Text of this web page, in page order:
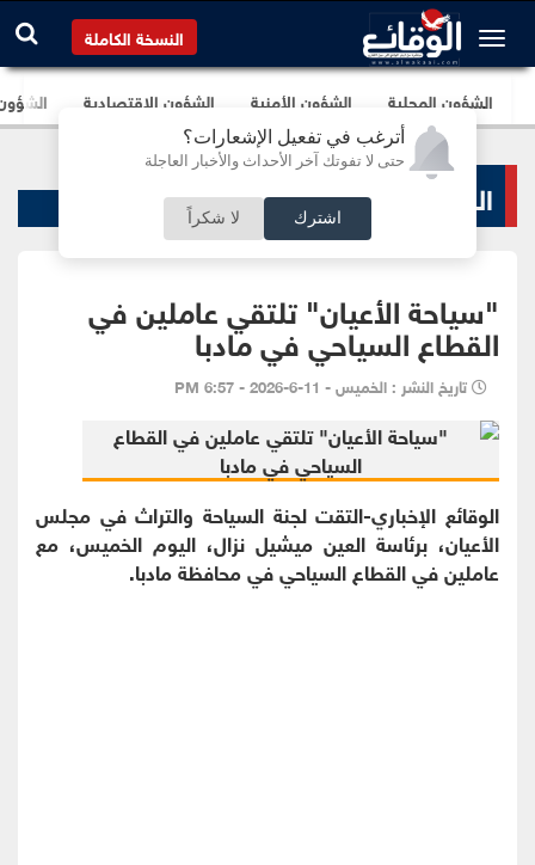
أترغب في تفعيل الإشعارات؟
حتى لا تفوتك آخر الأحداث والأخبار العاجلة
اشترك لا شكراً
النسخة الكاملة
الشؤون المحلية الشؤون الأمنية الشؤون الإقتصادية
الشؤون البرلمانية
"سياحة الأعيان" تلتقي عاملين في
القطاع السياحي في مادبا
تاريخ النشر : الخميس - 11-6-2026 - 6:57 PM
الوقائع الإخباري-التقت لجنة السياحة والتراث في مجلس
الأعيان، برئاسة العين ميشيل نزال، اليوم الخميس، مع
عاملين في القطاع السياحي في محافظة مادبا.